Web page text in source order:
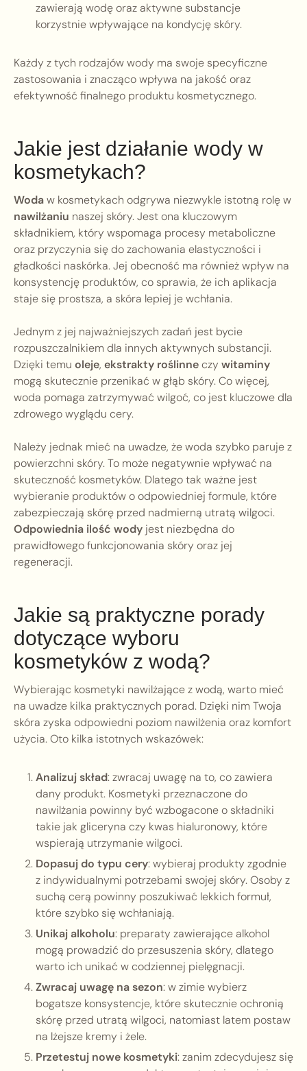
zawierają wodę oraz aktywne substancje
korzystnie wpływające na kondycję skóry.
Każdy z tych rodzajów wody ma swoje specyficzne
zastosowania i znacząco wpływa na jakość oraz
efektywność finalnego produktu kosmetycznego.
Jakie jest działanie wody w
kosmetykach?
Wodaw kosmetykach odgrywa niezwykle istotną rolę w
nawilżaniu naszej skóry. Jest ona kluczowym
składnikiem, który wspomaga procesy metaboliczne
oraz przyczynia się do zachowania elastyczności i
gładkości naskórka. Jej obecność ma również wpływ na
konsystencję produktów, co sprawia, że ich aplikacja
staje się prostsza, a skóra lepiej je wchłania.
Jednym z jej najważniejszych zadań jest bycie
rozpuszczalnikiem dla innych aktywnych substancji.
Dzięki temu oleje, ekstrakty roślinneczy witaminy
mogą skutecznie przenikać w głąb skóry. Co więcej,
woda pomaga zatrzymywać wilgoć, co jest kluczowe dla
zdrowego wyglądu cery.
Należy jednak mieć na uwadze, że woda szybko paruje z
powierzchni skóry. To może negatywnie wpływać na
skuteczność kosmetyków. Dlatego tak ważne jest
wybieranie produktów o odpowiedniej formule, które
zabezpieczają skórę przed nadmierną utratą wilgoci.
Odpowiednia ilość wody jest niezbędna do
prawidłowego funkcjonowania skóry oraz jej
regeneracji.
Jakie są praktyczne porady
dotyczące wyboru
kosmetyków z wodą?
Wybierając kosmetyki nawilżające z wodą, warto mieć
na uwadze kilka praktycznych porad. Dzięki nim Twoja
skóra zyska odpowiedni poziom nawilżenia oraz komfort
użycia. Oto kilka istotnych wskazówek:
Analizuj skład: zwracaj uwagę na to, co zawiera
dany produkt. Kosmetyki przeznaczone do
nawilżania powinny być wzbogacone o składniki
takie jak gliceryna czy kwas hialuronowy, które
wspierają utrzymanie wilgoci.
Dopasuj do typu cery: wybieraj produkty zgodnie
z indywidualnymi potrzebami swojej skóry. Osoby z
suchą cerą powinny poszukiwać lekkich formuł,
które szybko się wchłaniają.
Unikaj alkoholu: preparaty zawierające alkohol
mogą prowadzić do przesuszenia skóry, dlatego
warto ich unikać w codziennej pielęgnacji.
Zwracaj uwagę na sezon: w zimie wybierz
bogatsze konsystencje, które skutecznie ochronią
skórę przed utratą wilgoci, natomiast latem postaw
na lżejsze kremy i żele.
Przetestuj nowe kosmetyki: zanim zdecydujesz się